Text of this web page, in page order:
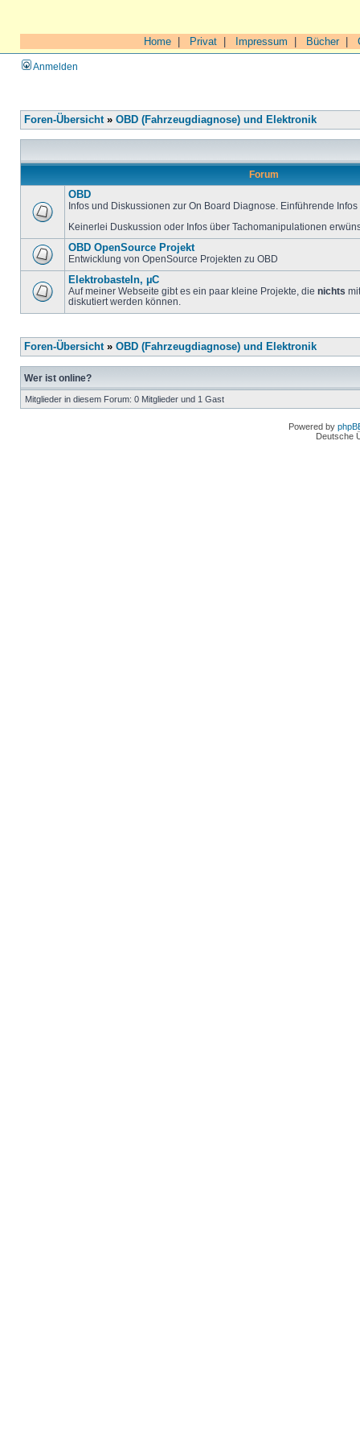
Home Privat Impressum Bücher|
Anmelden
Foren-Übersicht» OBD (Fahrzeugdiagnose) und Elektronik
Forum
OBD
Infos und Diskussionen zur On Board Diagnose. Einführende
Keinerlei Duskussion oder Infos über Tachomanipulationen
OBD OpenSource Projekt
Entwicklung von OpenSource Projekten zu OBD
Elektrobasteln, µC
Auf meiner Webseite gibt es ein paar kleine Projekte, die nichts
diskutiert werden können.
Foren-Übersicht» OBD (Fahrzeugdiagnose) und Elektronik
Wer ist online?
Mitglieder in diesem Forum: 0 Mitglieder und 1 Gast
Powered by
Deutsche